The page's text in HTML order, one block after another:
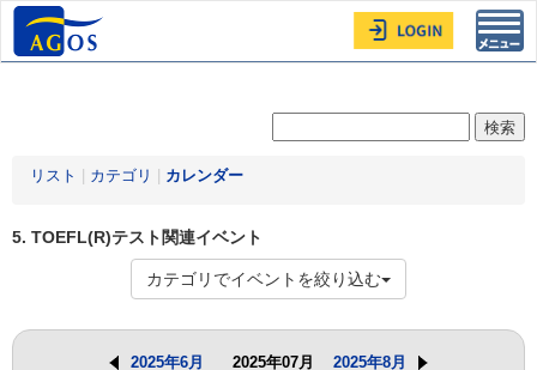
リスト カテゴリ カレンダー
5. TOEFL(R)テスト関連イベント
カテゴリでイベントを絞り込む
2025年6月 2025年07月 2025年8月